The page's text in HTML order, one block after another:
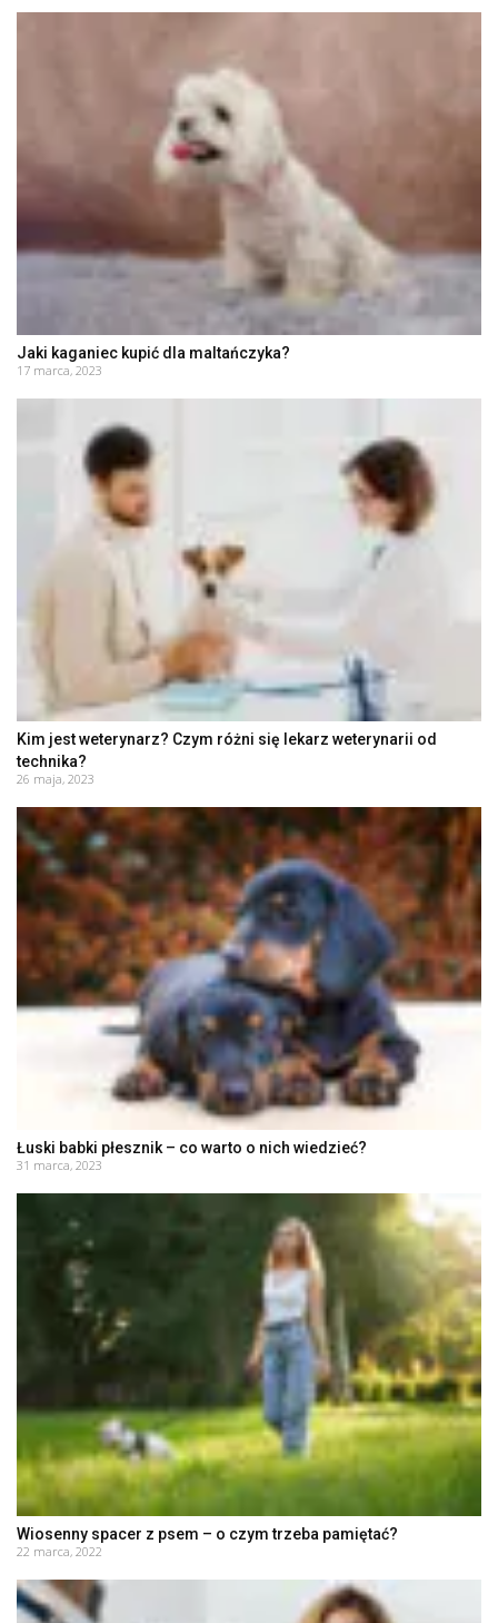
Jaki kaganiec kupić dla maltańczyka?
17 marca, 2023
Kim jest weterynarz? Czym różni się lekarz weterynarii od
technika?
26 maja, 2023
Łuski babki płesznik – co warto o nich wiedzieć?
31 marca, 2023
Wiosenny spacer z psem – o czym trzeba pamiętać?
22 marca, 2022